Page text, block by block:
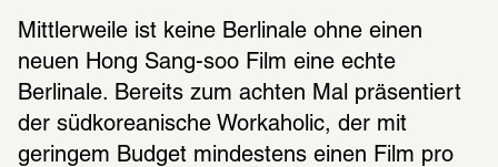
Mittlerweile ist keine Berlinale ohne einen
neuen Hong Sang-soo Film eine echte
Berlinale. Bereits zum achten Mal präsentiert
der südkoreanische Workaholic, der mit
geringem Budget mindestens einen Film pro